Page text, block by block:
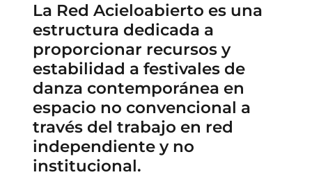
La Red Acieloabierto es una
estructura dedicada a
proporcionar recursos y
estabilidad a festivales de
danza contemporánea en
espacio no convencional a
través del trabajo en red
independiente y no
institucional.